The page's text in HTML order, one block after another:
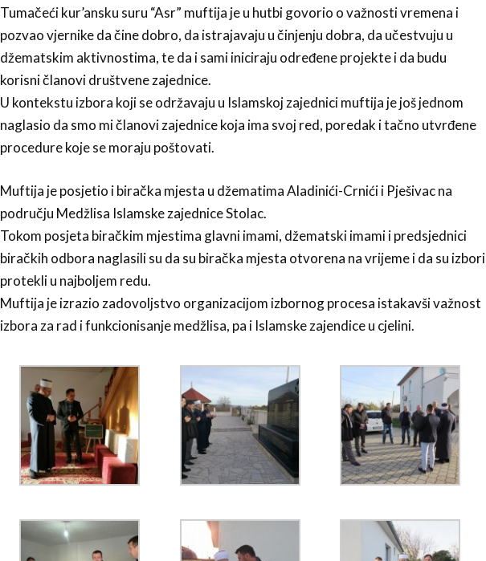
Tumačeći kur’ansku suru “Asr” muftija je u hutbi govorio o važnosti vremena i
pozvao vjernike da čine dobro, da istrajavaju u činjenju dobra, da učestvuju u
džematskim aktivnostima, te da i sami iniciraju određene projekte i da budu
korisni članovi društvene zajednice.
U kontekstu izbora koji se održavaju u Islamskoj zajednici muftija je još jednom
naglasio da smo mi članovi zajednice koja ima svoj red, poredak i tačno utvrđene
procedure koje se moraju poštovati.
Muftija je posjetio i biračka mjesta u džematima Aladinići-Crnići i Pješivac na
području Medžlisa Islamske zajednice Stolac.
Tokom posjeta biračkim mjestima glavni imami, džematski imami i predsjednici
biračkih odbora naglasili su da su biračka mjesta otvorena na vrijeme i da su izbori
protekli u najboljem redu.
Muftija je izrazio zadovoljstvo organizacijom izbornog procesa istakavši važnost
izbora za rad i funkcionisanje medžlisa, pa i Islamske zajendice u cjelini.